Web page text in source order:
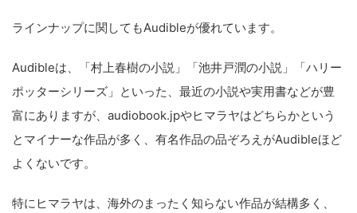
ラインナップに関してもAudibleが優れています。
Audibleは、「村上春樹の小説」「池井戸潤の小説」「ハリー
ポッターシリーズ」といった、最近の小説や実用書などが豊
富にありますが、audiobook.jpやヒマラヤはどちらかという
とマイナーな作品が多く、有名作品の品ぞろえがAudibleほど
よくないです。
特にヒマラヤは、海外のまったく知らない作品が結構多く、